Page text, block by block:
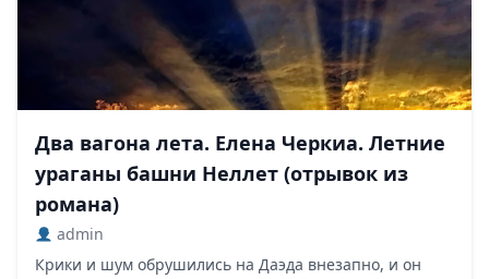
Два вагона лета. Елена Черкиа. Летние
ураганы башни Неллет (отрывок из
романа)
admin
Крики и шум обрушились на Даэда внезапно, и он